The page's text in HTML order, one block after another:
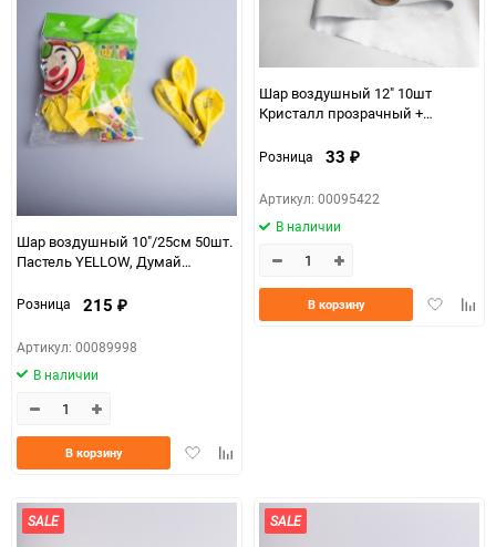
150
Шар воздушный 10"/25см 50шт.
Пастель YELLOW, Думай
Розница 215 ₽
Артикул: 00089998
В наличии
ДобавитьДобавить
В корзину
Шар воздушный 12" 10шт
Кристалл прозрачный +
Розница 33 ₽
Артикул: 00095422
В наличии
Добавить
В корзину
SALE SALE